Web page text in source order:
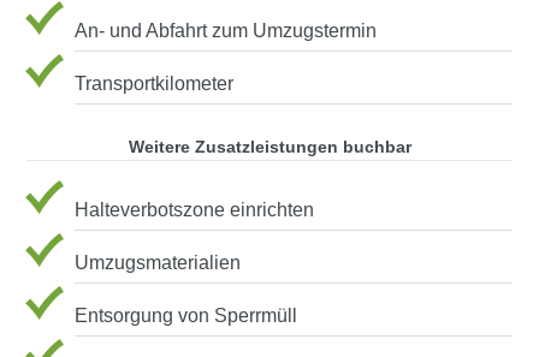
An- und Abfahrt zum Umzugstermin
Transportkilometer
Weitere Zusatzleistungen buchbar
Halteverbotszone einrichten
Umzugsmaterialien
Entsorgung von Sperrmüll